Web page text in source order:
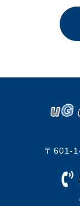
〒601-